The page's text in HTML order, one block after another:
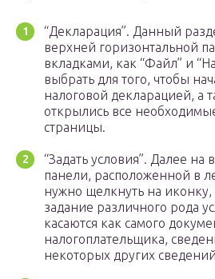
“Декларация”. Данный
верхней горизонтальной
вкладками, как “Файл” и
выбрать для того, чтобы
налоговой декларацией, а
открылись все
страницы.
“Задать условия”. Далее на
панели, расположенной в
нужно щелкнуть на
задание различного рода
касаются как самого
налогоплательщика,
некоторых других